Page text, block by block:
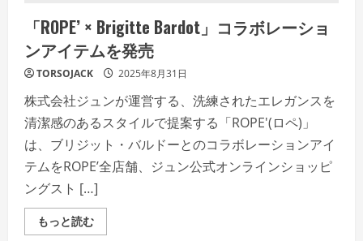
る
「鴨
し
ゃ
ぶ」
試
食！
屈
指
の
ロ
ン
グ
セ
ラ
ー
季
「ROPE’ × Brigitte Bardot」コラボレーショ
ンアイテムを発売
TORSOJACK 2025年8月31日
株式会社ジュンが運営する、洗練されたエレガンスを
清潔感のあるスタイルで提案する「ROPE'(ロペ)」
は、ブリジット・バルドーとのコラボレーションアイ
テムをROPE’全店舗、ジュン公式オンラインショッピ
ングスト […]
もっと読むRead
more